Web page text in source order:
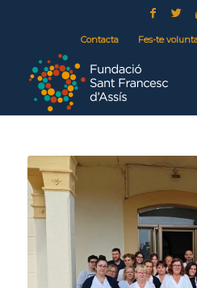
Contacta Fes-te